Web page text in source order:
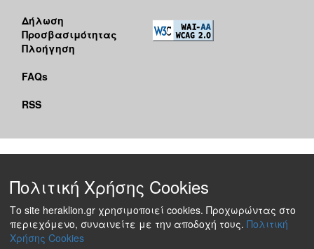
Δήλωση
Προσβασιμότητας
Πλοήγηση
FAQs
RSS
Πολιτική Χρήσης Cookies
Το site heraklion.gr χρησιμοποιεί cookies. Προχωρώντας στο
περιεχόμενο, συναινείτε με την αποδοχή τους. Πολιτική
Χρήσης Cookies